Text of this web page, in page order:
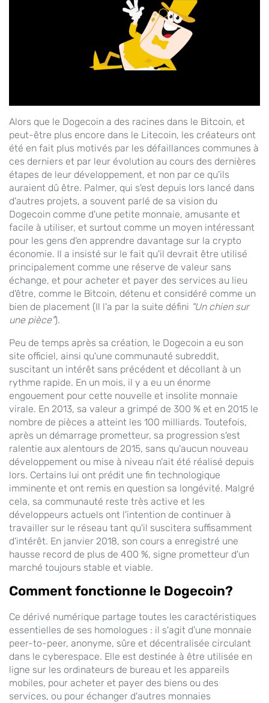
Alors que le Dogecoin a des racines dans le Bitcoin, et
peut-être plus encore dans le Litecoin, les créateurs ont
été en fait plus motivés par les défaillances communes à
ces derniers et par leur évolution au cours des dernières
étapes de leur développement, et non par ce qu'ils
auraient dû être. Palmer, qui s'est depuis lors lancé dans
d'autres projets, a souvent parlé de sa vision du
Dogecoin comme d'une petite monnaie, amusante et
facile à utiliser, et surtout comme un moyen intéressant
pour les gens d'en apprendre davantage sur la crypto
économie. Il a insisté sur le fait qu'il devrait être utilisé
principalement comme une réserve de valeur sans
échange, et pour acheter et payer des services au lieu
d'être, comme le Bitcoin, détenu et considéré comme un
bien de placement (Il l'a par la suite défini "Un chien sur
une pièce").
Peu de temps après sa création, le Dogecoin a eu son
site officiel, ainsi qu'une communauté subreddit,
suscitant un intérêt sans précédent et décollant à un
rythme rapide. En un mois, il y a eu un énorme
engouement pour cette nouvelle et insolite monnaie
virale. En 2013, sa valeur a grimpé de 300 % et en 2015 le
nombre de pièces a atteint les 100 milliards. Toutefois,
après un démarrage prometteur, sa progression s'est
ralentie aux alentours de 2015, sans qu'aucun nouveau
développement ou mise à niveau n'ait été réalisé depuis
lors. Certains lui ont prédit une fin technologique
imminente et ont remis en question sa longévité. Malgré
cela, sa communauté reste très active et les
développeurs actuels ont l'intention de continuer à
travailler sur le réseau tant qu'il suscitera suffisamment
d'intérêt. En janvier 2018, son cours a enregistré une
hausse record de plus de 400 %, signe prometteur d'un
marché toujours stable et viable.
Comment fonctionne le Dogecoin?
Ce dérivé numérique partage toutes les caractéristiques
essentielles de ses homologues : il s'agit d'une monnaie
peer-to-peer, anonyme, sûre et décentralisée circulant
dans le cyberespace. Elle est destinée à être utilisée en
ligne sur les ordinateurs de bureau et les appareils
mobiles, pour acheter et payer des biens ou des
services, ou pour échanger d'autres monnaies